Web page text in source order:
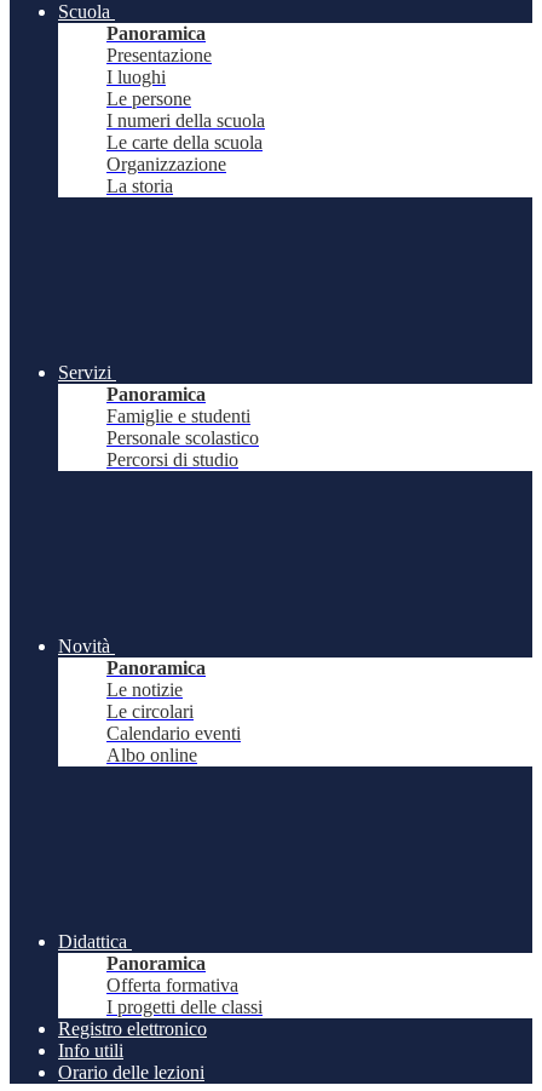
Scuola
Panoramica
Presentazione
I luoghi
Le persone
I numeri della scuola
Le carte della scuola
Organizzazione
La storia
Servizi
Panoramica
Famiglie e studenti
Personale scolastico
Percorsi di studio
Novità
Panoramica
Le notizie
Le circolari
Calendario eventi
Albo online
Didattica
Panoramica
Offerta formativa
I progetti delle classi
Registro elettronico
Info utili
Orario delle lezioni